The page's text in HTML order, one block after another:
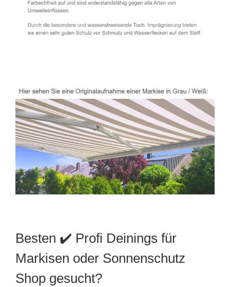
Besten ✔️ Profi Deinings für
Markisen oder Sonnenschutz
Shop gesucht?